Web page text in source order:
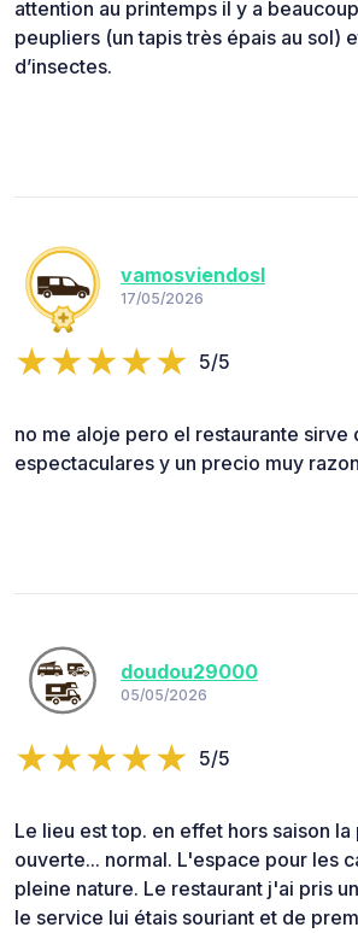
attention au printemps il y a
peupliers (un tapis très épais au sol)
d’insectes.
vamosviendosl
17/05/2026
5/5
no me aloje pero el restaurante sirve
espectaculares y un precio muy
doudou29000
05/05/2026
5/5
Le lieu est top. en effet hors saison
ouverte... normal. L'espace pour les
pleine nature. Le restaurant j'ai pris
le service lui étais souriant et de